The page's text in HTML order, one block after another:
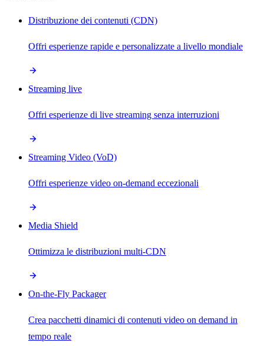
Distribuzione dei contenuti (CDN)
Offri esperienze rapide e personalizzate a livello mondiale
Streaming live
Offri esperienze di live streaming senza interruzioni
Streaming Video (VoD)
Offri esperienze video on-demand eccezionali
Media Shield
Ottimizza le distribuzioni multi-CDN
On-the-Fly Packager
Crea pacchetti dinamici di contenuti video on demand in
tempo reale